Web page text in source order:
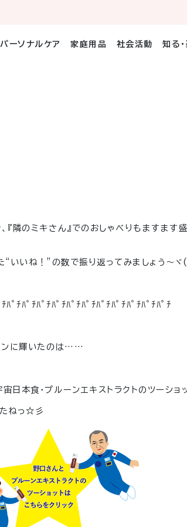
パーソナルケア 家庭用品 社会活動 知る
隣のミキさん』でのおしゃべりもますます
いいね！”の数で振り返ってみましょう〜
ﾟﾁﾊﾟﾁﾊﾟﾁﾊﾟﾁﾊﾟﾁﾊﾟﾁﾊﾟﾁﾊﾟﾁﾊﾟﾁﾊﾟﾁﾊﾟﾁ
ンに輝いたのは……
本食・プルーンエキストラクトのツーショ
たねっ☆彡